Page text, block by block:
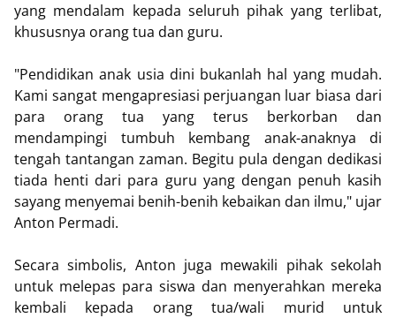
yang mendalam kepada seluruh pihak yang terlibat,
khususnya orang tua dan guru.
"Pendidikan anak usia dini bukanlah hal yang mudah.
Kami sangat mengapresiasi perjuangan luar biasa dari
para orang tua yang terus berkorban dan
mendampingi tumbuh kembang anak-anaknya di
tengah tantangan zaman. Begitu pula dengan dedikasi
tiada henti dari para guru yang dengan penuh kasih
sayang menyemai benih-benih kebaikan dan ilmu," ujar
Anton Permadi.
Secara simbolis, Anton juga mewakili pihak sekolah
untuk melepas para siswa dan menyerahkan mereka
kembali kepada orang tua/wali murid untuk